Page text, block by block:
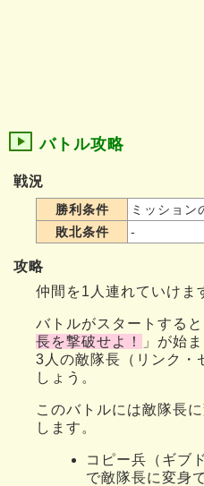
バトル攻略
戦況
勝利条件
ミッション
敗北条件
-
攻略
仲間を1人連れていけま
バトルがスタートする
長を撃破せよ！
」が始
3人の敵隊長（リンク・
しょう。
このバトルには敵隊長
します。
コピー兵（ギブ
で敵隊長に変身